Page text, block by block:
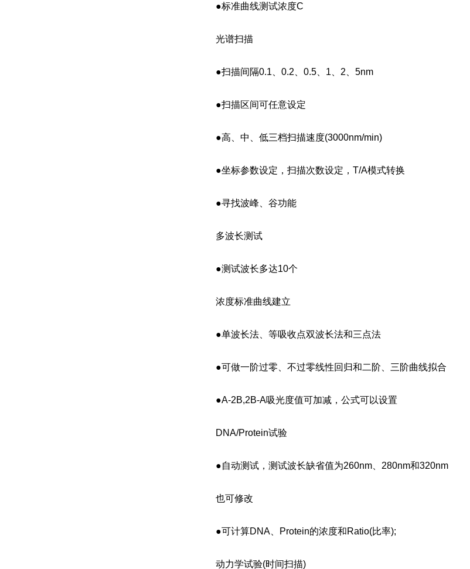
●标准曲线测试浓度C
光谱扫描
●扫描间隔0.1、0.2、0.5、1、2、5nm
●扫描区间可任意设定
●高、中、低三档扫描速度(3000nm/min)
●坐标参数设定，扫描次数设定，T/A模式转换
●寻找波峰、谷功能
多波长测试
●测试波长多达10个
浓度标准曲线建立
●单波长法、等吸收点双波长法和三点法
●可做一阶过零、不过零线性回归和二阶、三阶曲线拟合
●A-2B,2B-A吸光度值可加减，公式可以设置
DNA/Protein试验
●自动测试，测试波长缺省值为260nm、280nm和320nm
也可修改
●可计算DNA、Protein的浓度和Ratio(比率);
动力学试验(时间扫描)